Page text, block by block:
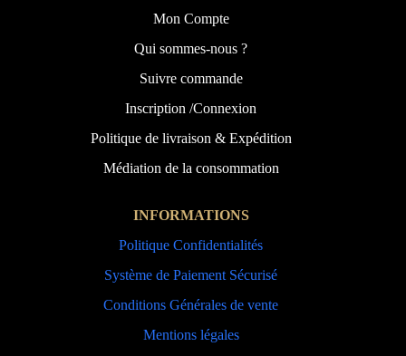
Mon Compte
Qui sommes-nous ?
Suivre commande
Inscription /Connexion
Politique de livraison & Expédition
Médiation de la consommation
INFORMATIONS
Politique Confidentialités
Système de Paiement Sécurisé
Conditions Générales de vente
Mentions légales